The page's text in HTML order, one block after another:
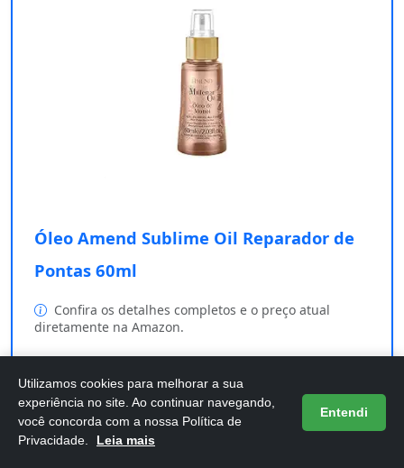
Óleo Amend Sublime Oil Reparador de
Pontas 60ml
Confira os detalhes completos e o preço atual
diretamente na Amazon.
Comprar na Amazon
Utilizamos cookies para melhorar a sua
experiência no site. Ao continuar navegando,
você concorda com a nossa Política de
Privacidade.
Leia mais
Entendi